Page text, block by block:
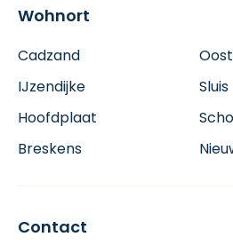
Wohnort
Cadzand
IJzendijke
Sluis
Hoofdplaat
Breskens
Contact